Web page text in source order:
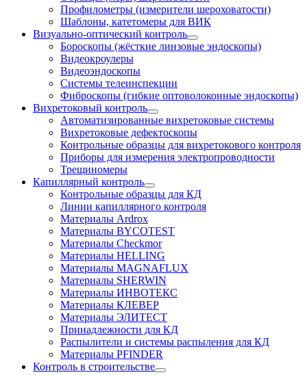
Профилометры (измерители шероховатости)
Шаблоны, катетомеры для ВИК
Визуально-оптический контроль
Бороскопы (жёсткие линзовые эндоскопы)
Видеокроулеры
Видеоэндоскопы
Системы телеинспекции
Фиброскопы (гибкие оптоволоконные эндоскопы)
Вихретоковый контроль
Автоматизированные вихретоковые системы
Вихретоковые дефектоскопы
Контрольные образцы для вихретокового контроля
Приборы для измерения электропроводности
Трещиномеры
Капиллярный контроль
Контрольные образцы для КД
Линии капиллярного контроля
Материалы Ardrox
Материалы BYCOTEST
Материалы Checkmor
Материалы HELLING
Материалы MAGNAFLUX
Материалы SHERWIN
Материалы ИНВОТЕКС
Материалы КЛЕВЕР
Материалы ЭЛИТЕСТ
Принадлежности для КД
Распылители и системы распыления для КД
Материалы PFINDER
Контроль в строительстве